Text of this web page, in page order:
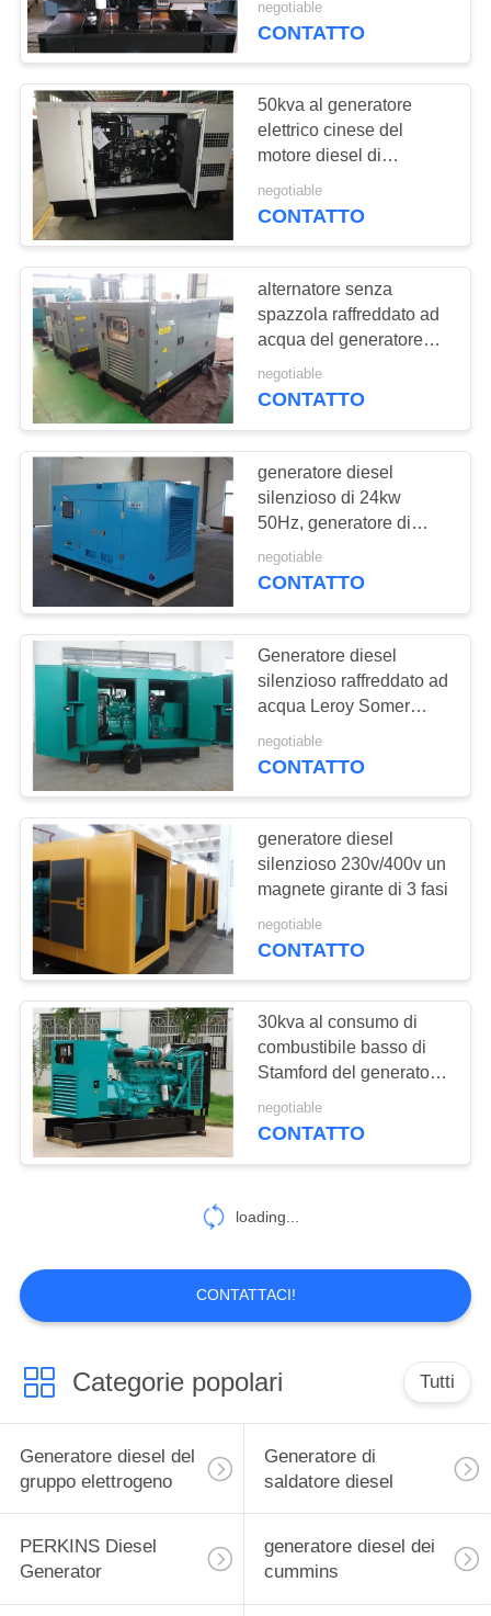
MAPPA
DEL
SITO
PRIVACY
POLICY
generatore diesel
dei cummins
generatore del gas
naturale
Generatore diesel
marino
38
Generatore diesel di
Yanmar
14
Generatore di
container frigoriferi
Generatore diesel di
101
pompa antincendio
del motore diesel
12
negotiable
CONTATTO
50kva al generatore
elettrico cinese del
motore diesel di
1100kva perkins
negotiable
CONTATTO
alternatore senza
spazzola raffreddato ad
acqua del generatore
diesel silenzioso 403D-
11G
negotiable
CONTATTO
generatore diesel
silenzioso di 24kw
50Hz, generatore di
30kva Perkins con il
regolatore di Atuomatic
negotiable
CONTATTO
Generatore diesel
silenzioso raffreddato ad
acqua Leroy Somer
1500rpm/1800rpm
negotiable
CONTATTO
generatore diesel
silenzioso 230v/400v un
magnete girante di 3 fasi
negotiable
CONTATTO
30kva al consumo di
combustibile basso di
Stamford del generatore
diesel silenzioso
1250kva
negotiable
CONTATTO
loading...
CONTATTACI!
Categorie popolari Tutti
Generatore diesel del
gruppo elettrogeno
Generatore di
saldatore diesel
PERKINS Diesel
Generator
generatore diesel dei
cummins